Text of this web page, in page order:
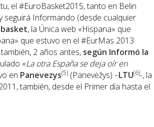
el #EuroBasket2015, tanto en Belin
seguirá Informando (desde cualquier
, la Única web «Hispana» que
que estuvo en el #EurMas 2013
2 años antes, según Informó la
«La otra España se deja oír en
en Panevezys(5) (Panevėžys) –LTU(6)-, la
también, desde el Primer día hasta el